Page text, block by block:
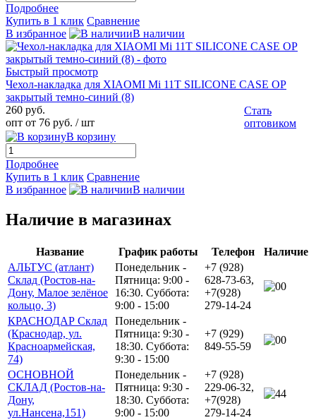
Подробнее
Купить в 1 клик Сравнение
В избранное
В наличии
Быстрый просмотр
Чехол-накладка для XIAOMI Mi 11T SILICONE CASE OP
закрытый темно-синий (8)
260 руб.
опт от 76 руб. / шт
Стать
оптовиком
В корзину
Подробнее
Купить в 1 клик Сравнение
В избранное
В наличии
Наличие в магазинах
Название График работы Телефон
Наличие
АЛЬТУС (атлант)
Склад (Ростов-на-
Дону, Малое зелёное
кольцо, 3)
Понедельник -
Пятница: 9:00 -
16:30. Суббота:
9:00 - 15:00
+7 (928)
628-73-63,
+7(928)
279-14-24
0
КРАСНОДАР Склад
(Краснодар, ул.
Красноармейская,
74)
Понедельник -
Пятница: 9:30 -
18:30. Суббота:
9:30 - 15:00
+7 (929)
849-55-59
0
ОСНОВНОЙ
СКЛАД (Ростов-на-
Дону,
ул.Нансена,151)
Понедельник -
Пятница: 9:30 -
18:30. Суббота:
9:00 - 15:00
+7 (928)
229-06-32,
+7(928)
279-14-24
4